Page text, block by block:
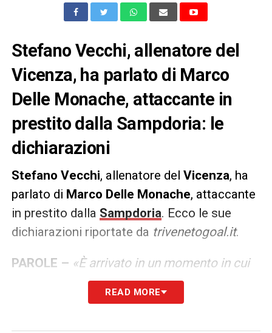
Stefano Vecchi, allenatore del
Vicenza, ha parlato di Marco
Delle Monache, attaccante in
prestito dalla Sampdoria: le
dichiarazioni
Stefano Vecchi, allenatore del Vicenza, ha
parlato di Marco Delle Monache, attaccante
in prestito dalla Sampdoria. Ecco le sue
dichiarazioni riportate da trivenetogoal.it.
PAROLE – «È arrivato in un momento in cui
abbiamo trovato la quadra ho bisogno di
trovare il momento giusto per inserirlo e che
READ MORE